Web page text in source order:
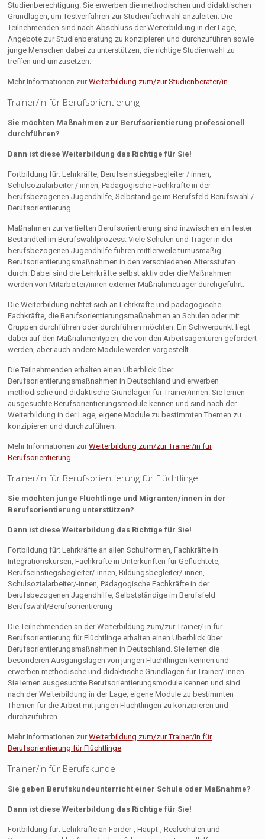
Studienberechtigung. Sie erwerben die methodischen und didaktischen
Grundlagen, um Testverfahren zur Studienfachwahl anzuleiten. Die
Teilnehmenden sind nach Abschluss der Weiterbildung in der Lage,
Angebote zur Studienberatung zu konzipieren und durchzuführen sowie
junge Menschen dabei zu unterstützen, die richtige Studienwahl zu
treffen und umzusetzen.
Mehr Informationen zurWeiterbildung zum/zur Studienberater/in
Trainer/in für Berufsorientierung
Sie möchten Maßnahmen zur Berufsorientierung professionell
durchführen?
Dann ist diese Weiterbildung das Richtige für Sie!
Fortbildung für: Lehrkräfte, Berufseinstiegsbegleiter / innen,
Schulsozialarbeiter / innen, Pädagogische Fachkräfte in der
berufsbezogenen Jugendhilfe, Selbständige im Berufsfeld Berufswahl /
Berufsorientierung
Maßnahmen zur vertieften Berufsorientierung sind inzwischen ein fester
Bestandteil im Berufswahlprozess. Viele Schulen und Träger in der
berufsbezogenen Jugendhilfe führen mittlerweile turnusmäßig
Berufsorientierungsmaßnahmen in den verschiedenen Altersstufen
durch. Dabei sind die Lehrkräfte selbst aktiv oder die Maßnahmen
werden von Mitarbeiter/innen externer Maßnahmeträger durchgeführt.
Die Weiterbildung richtet sich an Lehrkräfte und pädagogische
Fachkräfte, die Berufsorientierungsmaßnahmen an Schulen oder mit
Gruppen durchführen oder durchführen möchten. Ein Schwerpunkt liegt
dabei auf den Maßnahmentypen, die von den Arbeitsagenturen gefördert
werden, aber auch andere Module werden vorgestellt.
Die Teilnehmenden erhalten einen Überblick über
Berufsorientierungsmaßnahmen in Deutschland und erwerben
methodische und didaktische Grundlagen für Trainer/innen. Sie lernen
ausgesuchte Berufsorientierungsmodule kennen und sind nach der
Weiterbildung in der Lage, eigene Module zu bestimmten Themen zu
konzipieren und durchzuführen.
Mehr Informationen zurWeiterbildung zum/zur Trainer/in für
Berufsorientierung
Trainer/in für Berufsorientierung für Flüchtlinge
Sie möchten junge Flüchtlinge und Migranten/innen in der
Berufsorientierung unterstützen?
Dann ist diese Weiterbildung das Richtige für Sie!
Fortbildung für: Lehrkräfte an allen Schulformen, Fachkräfte in
Integrationskursen, Fachkräfte in Unterkünften für Geflüchtete,
Berufseinstiegsbegleiter/-innen, Bildungsbegleiter/-innen,
Schulsozialarbeiter/-innen, Pädagogische Fachkräfte in der
berufsbezogenen Jugendhilfe, Selbstständige im Berufsfeld
Berufswahl/Berufsorientierung
Die Teilnehmenden an der Weiterbildung zum/zur Trainer/-in für
Berufsorientierung für Flüchtlinge erhalten einen Überblick über
Berufsorientierungsmaßnahmen in Deutschland. Sie lernen die
besonderen Ausgangslagen von jungen Flüchtlingen kennen und
erwerben methodische und didaktische Grundlagen für Trainer/-innen.
Sie lernen ausgesuchte Berufsorientierungsmodule kennen und sind
nach der Weiterbildung in der Lage, eigene Module zu bestimmten
Themen für die Arbeit mit jungen Flüchtlingen zu konzipieren und
durchzuführen.
Mehr Informationen zurWeiterbildung zum/zur Trainer/in für
Berufsorientierung für Flüchtlinge
Trainer/in für Berufskunde
Sie geben Berufskundeunterricht einer Schule oder Maßnahme?
Dann ist diese Weiterbildung das Richtige für Sie!
Fortbildung für: Lehrkräfte an Förder-, Haupt-, Realschulen und